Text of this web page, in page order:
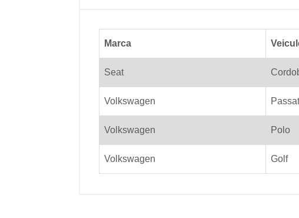
Marca
Seat
Volkswagen Passat
Volkswagen Polo
Volkswagen Golf